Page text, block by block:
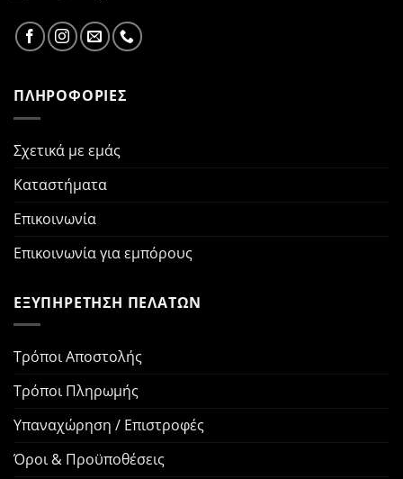
ΠΛΗΡΟΦΟΡΙΕΣ
Σχετικά με εμάς
Καταστήματα
Επικοινωνία
Επικοινωνία για εμπόρους
ΕΞΥΠΗΡΕΤΗΣΗ ΠΕΛΑΤΩΝ
Τρόποι Αποστολής
Τρόποι Πληρωμής
Υπαναχώρηση / Επιστροφές
Όροι & Προϋποθέσεις